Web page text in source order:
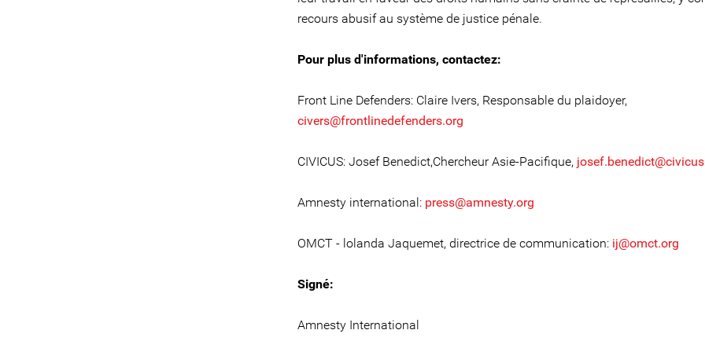
recours abusif au système de justice pénale.
Pour plus d'informations, contactez:
Front Line Defenders: Claire Ivers, Responsable du plaidoyer,
civers@frontlinedefenders.org
CIVICUS: Josef Benedict,Chercheur Asie-Pacifique,
Amnesty international: press@amnesty.org
OMCT - lolanda Jaquemet, directrice de communication: ij@omct.org
Signé:
Amnesty International